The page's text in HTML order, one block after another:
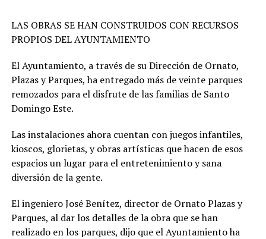
LAS OBRAS SE HAN CONSTRUIDOS CON RECURSOS
PROPIOS DEL AYUNTAMIENTO
El Ayuntamiento, a través de su Dirección de Ornato,
Plazas y Parques, ha entregado más de veinte parques
remozados para el disfrute de las familias de Santo
Domingo Este.
Las instalaciones ahora cuentan con juegos infantiles,
kioscos, glorietas, y obras artísticas que hacen de esos
espacios un lugar para el entretenimiento y sana
diversión de la gente.
El ingeniero José Benítez, director de Ornato Plazas y
Parques, al dar los detalles de la obra que se han
realizado en los parques, dijo que el Ayuntamiento ha